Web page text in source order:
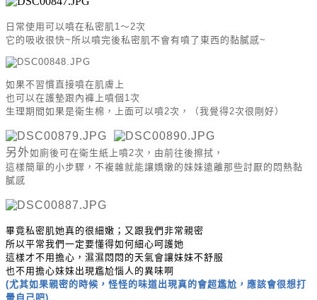
日常使用可以噴在私密肌1～2次
它的吸收很快~所以噴完後私密肌不會有噴了東西的黏膩感~
如果不習慣直接噴在肌膚上
也可以在護墊跟內褲上噴個1次
生理期間如果是衛生棉，上面可以噴2次，（我覺得2次很剛好）
另外如廁後可在衛生紙上噴2次，由前往後擦拭，
這樣簡單的小步驟，不複雜就能讓嬌嫩的妹妹遠離那些討厭的悶熱黏
膩感
畢竟私密肌她真的很細嫩；又跟我們非常親密
所以平常我們一定要懂得如何細心呵護她
這樣才不用擔心，濕濕悶悶的天氣會讓妹妹不舒服
也不用擔心妹妹出現尷尬惱人的異味啊
(尤其如果親密的時候，怪怪的味道出現真的會超尷尬，應該會很想打
暈自己吧)